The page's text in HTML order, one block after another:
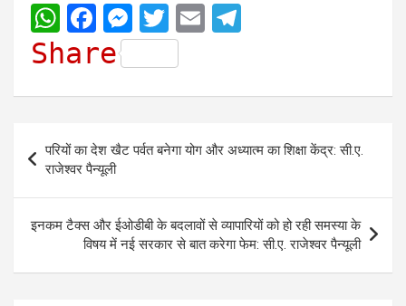
W
h
t
s
A
p
p
F
a
e
o
o
k
M
e
s
s
e
n
g
e
r
T
w
i
t
e
r
E
i
l
e
r
a
m
Share
navigation
परियों का देश खैट पर्वत बनेगा योग और अध्यात्म का शिक्षा केंद्र: सी.ए.
राजेश्वर पैन्यूली
इनकम टैक्स और ईओडीबी के बदलावों से व्यापारियों को हो रही समस्या के
विषय में नई सरकार से बात करेगा फेम: सी.ए. राजेश्वर पैन्यूली